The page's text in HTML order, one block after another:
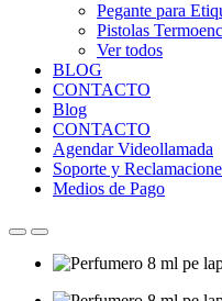
Pegante para
Pistolas
Ver todos
BLOG
CONTACTO
Blog
CONTACTO
Agendar Videollamada
Soporte y
Medios de Pago